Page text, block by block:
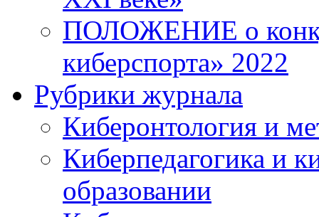
ПОЛОЖЕНИЕ о
киберспорта» 2022
Рубрики журнала
Киберонтология и
Киберпедагогика и
образовании